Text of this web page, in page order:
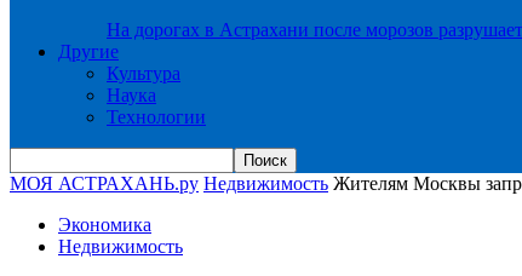
На дорогах в Астрахани после морозов
Другие
Культура
Наука
Технологии
МОЯ АСТРАХАНЬ.ру Недвижимость Жителям Москвы
Экономика
Недвижимость